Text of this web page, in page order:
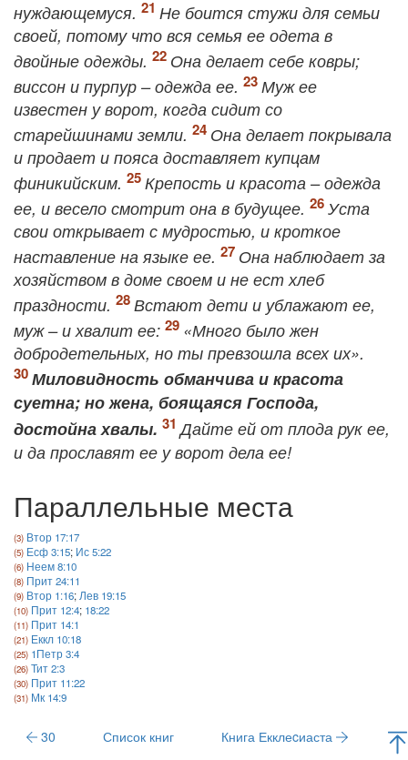
нуждающемуся.
Не боится стужи для семьи
своей, потому что вся семья ее одета в
двойные одежды.
Она делает себе ковры;
виссон и пурпур – одежда ее.
Муж ее
известен у ворот, когда сидит со
старейшинами земли.
Она делает покрывала
и продает и пояса доставляет купцам
финикийским.
Крепость и красота – одежда
ее, и весело смотрит она в будущее.
Уста
свои открывает с мудростью, и кроткое
наставление на языке ее.
Она наблюдает за
хозяйством в доме своем и не ест хлеб
праздности.
Встают дети и ублажают ее,
муж – и хвалит ее:
«Много было жен
добродетельных, но ты превзошла всех их».
Миловидность обманчива и красота
суетна; но жена, боящаяся Господа,
достойна хвалы.
Дайте ей от плода рук ее,
и да прославят ее у ворот дела ее!
Параллельные места
Втор 17:17
Есф 3:15; Ис 5:22
Неем 8:10
Прит 24:11
Втор 1:16; Лев 19:15
Прит 12:4; 18:22
Прит 14:1
Еккл 10:18
1Петр 3:4
Тит 2:3
Прит 11:22
Мк 14:9
30 Список книг Книга Екклеcиаста